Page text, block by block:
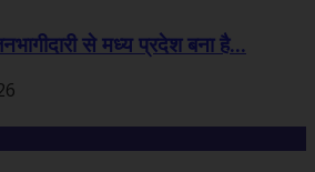
से मध्य प्रदेश बना है...